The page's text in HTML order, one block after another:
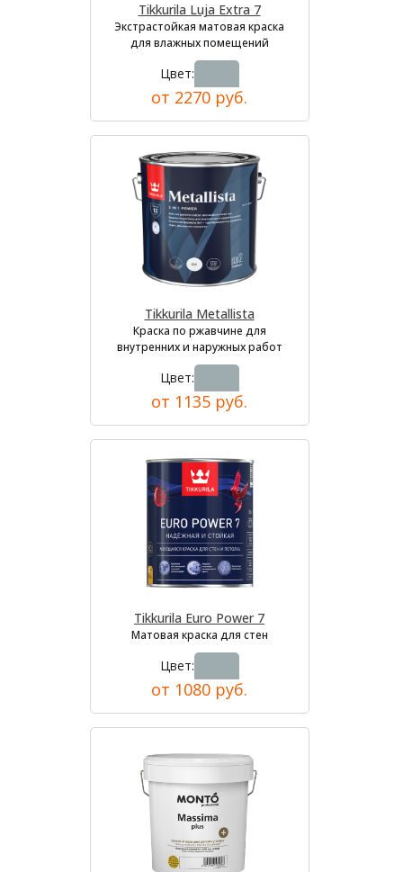
Tikkurila Luja Extra 7
Экстрастойкая матовая краска
для влажных помещений
Цвет:
от 2270 руб.
Tikkurila Metallista
Краска по ржавчине для
внутренних и наружных работ
Цвет:
от 1135 руб.
Tikkurila Euro Power 7
Матовая краска для стен
Цвет:
от 1080 руб.